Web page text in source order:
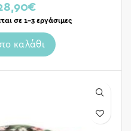
€
σε 1-3 εργάσιμες
καλάθι